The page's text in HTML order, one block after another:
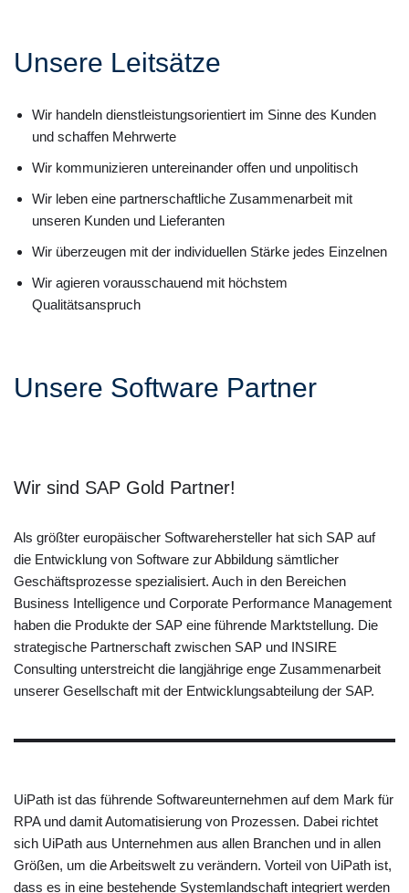
Unsere Leitsätze
Wir handeln dienstleistungsorientiert im Sinne des Kunden
und schaffen Mehrwerte
Wir kommunizieren untereinander offen und unpolitisch
Wir leben eine partnerschaftliche Zusammenarbeit mit
unseren Kunden und Lieferanten
Wir überzeugen mit der individuellen Stärke jedes Einzelnen
Wir agieren vorausschauend mit höchstem
Qualitätsanspruch
Unsere Software Partner
Wir sind SAP Gold Partner!
Als größter europäischer Softwarehersteller hat sich SAP auf
die Entwicklung von Software zur Abbildung sämtlicher
Geschäftsprozesse spezialisiert. Auch in den Bereichen
Business Intelligence und Corporate Performance Management
haben die Produkte der SAP eine führende Marktstellung. Die
strategische Partnerschaft zwischen SAP und INSIRE
Consulting unterstreicht die langjährige enge Zusammenarbeit
unserer Gesellschaft mit der Entwicklungsabteilung der SAP.
UiPath ist das führende Softwareunternehmen auf dem Mark für
RPA und damit Automatisierung von Prozessen. Dabei richtet
sich UiPath aus Unternehmen aus allen Branchen und in allen
Größen, um die Arbeitswelt zu verändern. Vorteil von UiPath ist,
dass es in eine bestehende Systemlandschaft integriert werden